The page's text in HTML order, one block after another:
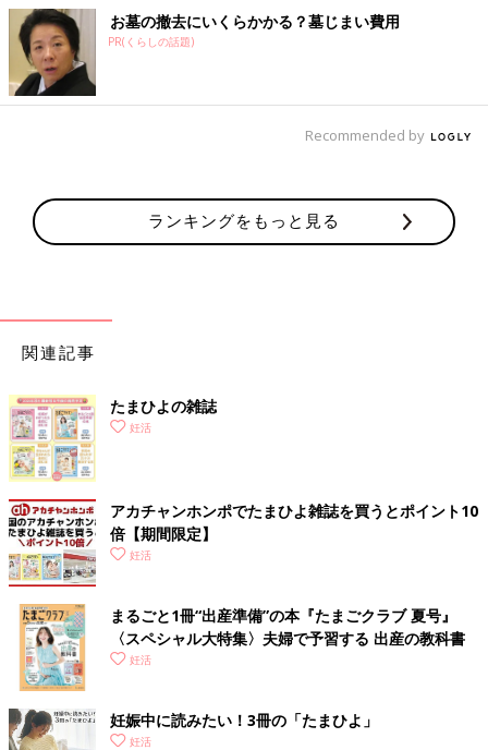
お墓の撤去にいくらかかる？墓じまい費用
PR(くらしの話題)
Recommended by
ランキングをもっと見る
関連記事
たまひよの雑誌
妊活
アカチャンホンポでたまひよ雑誌を買うとポイント10
倍【期間限定】
妊活
まるごと1冊“出産準備”の本『たまごクラブ 夏号』
〈スペシャル大特集〉夫婦で予習する 出産の教科書
妊活
妊娠中に読みたい！3冊の「たまひよ」
妊活